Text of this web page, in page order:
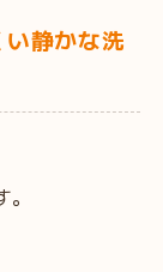
静かな洗